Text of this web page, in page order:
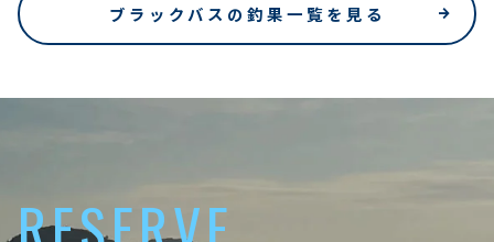
ブラックバスの釣果一覧を見る